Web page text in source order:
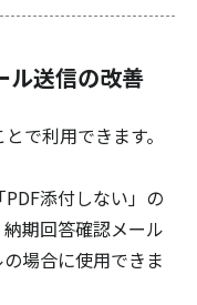
ル送信の改善
で利用できます。
添付しない」の
期回答確認メール
場合に使用できま